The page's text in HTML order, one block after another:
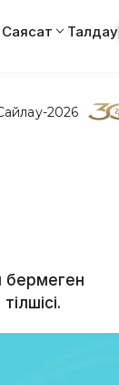
Саясат Талдау
2026
бермеген